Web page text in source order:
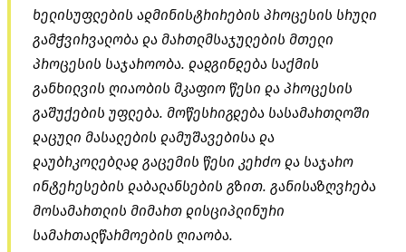
ხელისუფლების ადმინისტრირების პროცესის სრული
გამჭვირვალობა და მართლმსაჯულების მთელი
პროცესის საჯაროობა. დადგინდება საქმის
განხილვის ღიაობის მკაფიო წესი და პროცესის
გაშუქების უფლება. მოწესრიგდება სასამართლოში
დაცული მასალების დამუშავებისა და
დაუბრკოლებლად გაცემის წესი კერძო და საჯარო
ინტერესების დაბალანსების გზით. განისაზღვრება
მოსამართლის მიმართ დისციპლინური
სამართალწარმოების ღიაობა.